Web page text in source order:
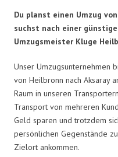
Du planst einen Umzug
suchst nach einer
Umzugsmeister Kluge
Unser Umzugsunternehmen
von Heilbronn nach Aksaray
Raum in unseren
Transport von mehreren
Geld sparen und trotzdem
persönlichen Gegenstände
Zielort ankommen.